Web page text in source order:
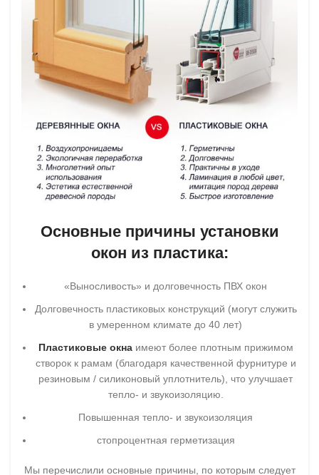
Основные причины установки
окон из пластика:
«Выносливость» и долговечность ПВХ окон
Долговечность пластиковых конструкций (могут служить
в умеренном климате до 40 лет)
Пластиковые окнаимеют более плотным прижимом
створок к рамам (благодаря качественной фурнитуре и
резиновым / силиконовый уплотнитель), что улучшает
тепло- и звукоизоляцию.
Повышенная тепло- и звукоизоляция
стопроцентная герметизация
Мы перечислили основные причины, по которым следует